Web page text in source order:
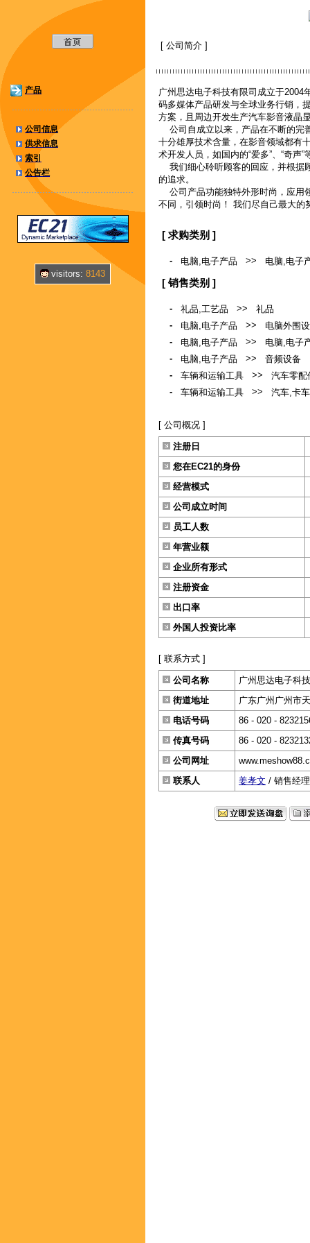
产品
公司信息
供求信息
索引
公告栏
visitors: 8143
[ 公司简介 ]
广州思达电子科技有限司成立于
码多媒体产品研发与全球业务行销，
方案，且周边开发生产汽车影音液晶
公司自成立以来，产品在不断的完
十分雄厚技术含量，在影音领域都有
术开发人员，如国内的“爱多”、“奇
我们细心聆听顾客的回应，并根据
的追求。
公司产品功能独特外形时尚，应用
不同，引领时尚！ 我们尽自己最大
[ 求购类别 ]
- 电脑,电子产品 >> 电脑,电子
[ 销售类别 ]
- 礼品,工艺品 >>
礼品
-
电脑,电子产品 >>
电脑外围
-
电脑,电子产品 >>
电脑,电子
-
电脑,电子产品 >>
音频设备
-
车辆和运输工具 >>
汽车零配
-
车辆和运输工具 >> 汽车,卡
[ 公司概况 ]
注册日
您在EC21的身份
经营模式
公司成立时间
员工人数
年营业额
企业所有形式
注册资金
出口率
外国人投资比率
[ 联系方式 ]
公司名称
广州思达电子科
街道地址
广东广州广州市
电话号码
86 - 020 -
传真号码
86 - 020 -
公司网址
联系人
姜孝文 / 销售经理